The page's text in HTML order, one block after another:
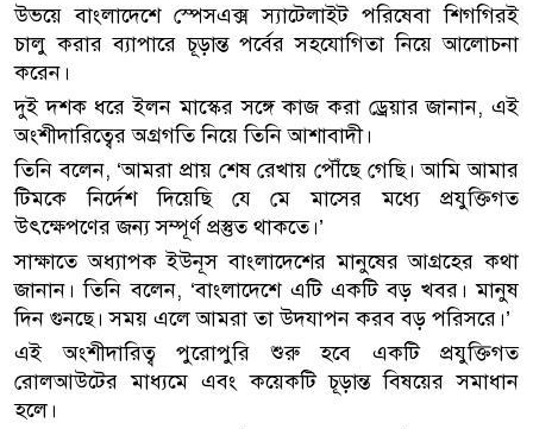
উভয়ে বাংলাদেশে স্পেসএক্স স্যাটেলাইট পরিষেবা শিগগিরই
চালু করার ব্যাপারে চূড়ান্ত পর্বের সহযোগিতা নিয়ে আলোচনা
করেন।
দুই দশক ধরে ইলন মাস্কের সঙ্গে কাজ করা ড্রেয়ার জানান, এই
অংশীদারিত্বের অগ্রগতি নিয়ে তিনি আশাবাদী।
তিনি বলেন, ‘আমরা প্রায় শেষ রেখায় পৌঁছে গেছি। আমি আমার
টিমকে নির্দেশ দিয়েছি যে মে মাসের মধ্যে প্রযুক্তিগত
উৎক্ষেপণের জন্য সম্পূর্ণ প্রস্তুত থাকতে।’
সাক্ষাতে অধ্যাপক ইউনূস বাংলাদেশের মানুষের আগ্রহের কথা
জানান। তিনি বলেন, ‘বাংলাদেশে এটি একটি বড় খবর। মানুষ
দিন গুনছে। সময় এলে আমরা তা উদযাপন করব বড় পরিসরে।’
এই অংশীদারিত্ব পুরোপুরি শুরু হবে একটি প্রযুক্তিগত
রোলআউটের মাধ্যমে এবং কয়েকটি চূড়ান্ত বিষয়ের সমাধান
হলে।